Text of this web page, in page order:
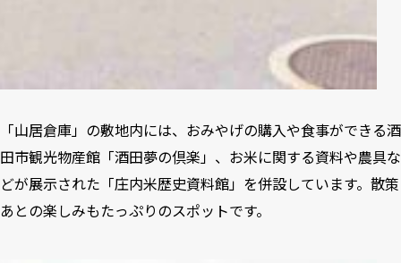
「山居倉庫」の敷地内には、おみやげの購入や食事ができる酒
田市観光物産館「酒田夢の倶楽」、お米に関する資料や農具な
どが展示された「庄内米歴史資料館」を併設しています。散策
あとの楽しみもたっぷりのスポットです。